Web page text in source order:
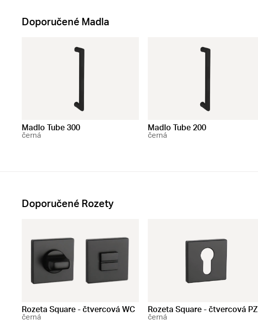
Doporučené Madla
Madlo Tube 300
černá
Madlo Tube 200
černá
Doporučené Rozety
Rozeta Square - čtvercová WC
černá
Rozeta Square - čtvercová PZ
černá